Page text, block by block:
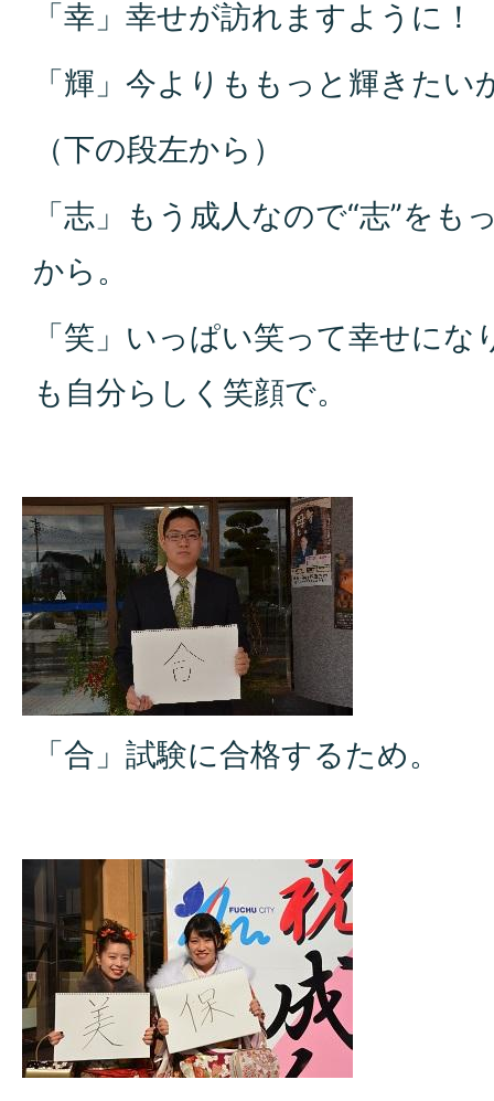
「幸」幸せが訪れますように！
「輝」今よりももっと輝きたい
（下の段左から）
「志」もう成人なので“志”をも
から。
「笑」いっぱい笑って幸せに
も自分らしく笑顔で。
「合」試験に合格するため。